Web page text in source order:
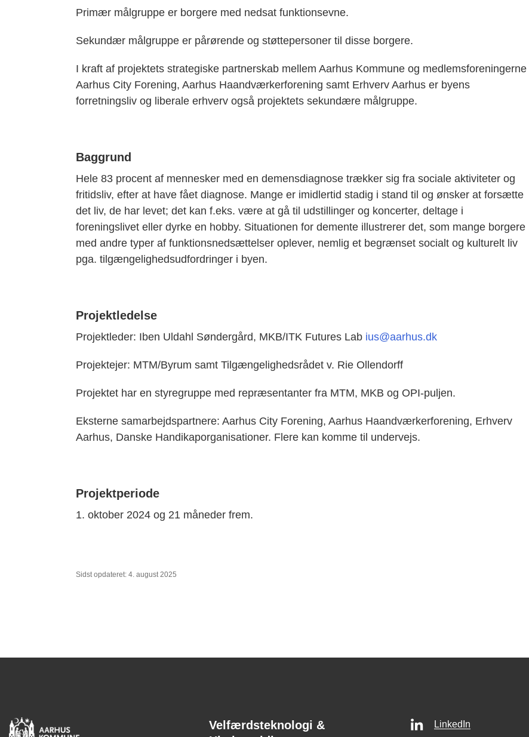
Primær målgruppe er borgere med nedsat funktionsevne.
Sekundær målgruppe er pårørende og støttepersoner til disse borgere.
I kraft af projektets strategiske partnerskab mellem Aarhus Kommune og medlemsforeningerne
Aarhus City Forening, Aarhus Haandværkerforening samt Erhverv Aarhus er byens
forretningsliv og liberale erhverv også projektets sekundære målgruppe.
Baggrund
Hele 83 procent af mennesker med en demensdiagnose trækker sig fra sociale aktiviteter og
fritidsliv, efter at have fået diagnose. Mange er imidlertid stadig i stand til og ønsker at forsætte
det liv, de har levet; det kan f.eks. være at gå til udstillinger og koncerter, deltage i
foreningslivet eller dyrke en hobby. Situationen for demente illustrerer det, som mange borgere
med andre typer af funktionsnedsættelser oplever, nemlig et begrænset socialt og kulturelt liv
pga. tilgængelighedsudfordringer i byen.
Projektledelse
Projektleder: Iben Uldahl Søndergård, MKB/ITK Futures Lab ius@aarhus.dk
Projektejer: MTM/Byrum samt Tilgængelighedsrådet v. Rie Ollendorff
Projektet har en styregruppe med repræsentanter fra MTM, MKB og OPI-puljen.
Eksterne samarbejdspartnere: Aarhus City Forening, Aarhus Haandværkerforening, Erhverv
Aarhus, Danske Handikaporganisationer. Flere kan komme til undervejs.
Projektperiode
1. oktober 2024 og 21 måneder frem.
Sidst opdateret: 4. august 2025
Velfærdsteknologi &
LinkedIn